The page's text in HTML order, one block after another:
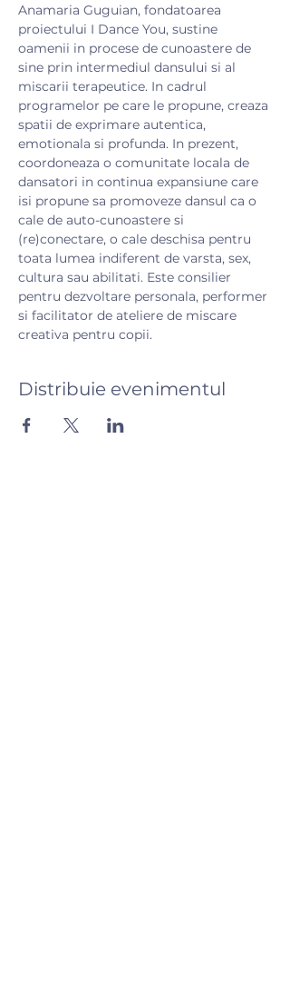
Anamaria Guguian, fondatoarea
proiectului I Dance You, sustine
oamenii in procese de cunoastere de
sine prin intermediul dansului si al
miscarii terapeutice. In cadrul
programelor pe care le propune, creaza
spatii de exprimare autentica,
emotionala si profunda. In prezent,
coordoneaza o comunitate locala de
dansatori in continua expansiune care
isi propune sa promoveze dansul ca o
cale de auto-cunoastere si
(re)conectare, o cale deschisa pentru
toata lumea indiferent de varsta, sex,
cultura sau abilitati. Este consilier
pentru dezvoltare personala, performer
si facilitator de ateliere de miscare
creativa pentru copii.
Distribuie evenimentul